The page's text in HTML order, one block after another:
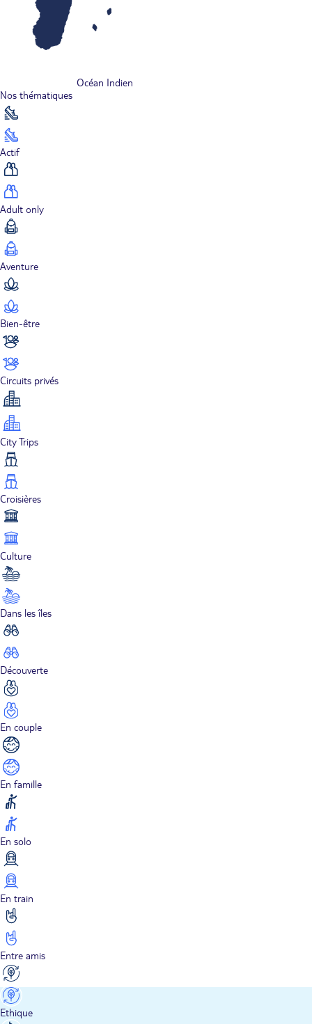
Océan Indien
Nos thématiques
Actif
Adult only
Aventure
Bien-être
Circuits privés
City Trips
Croisières
Culture
Dans les îles
Découverte
En couple
En famille
En solo
En train
Entre amis
Ethique